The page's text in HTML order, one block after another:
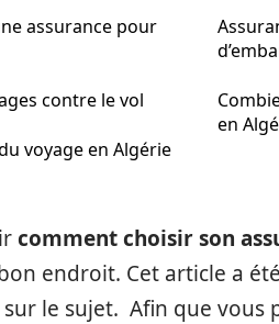
assurance pour
contre le vol
voyage en Algérie
en
comment choisir son
endroit. Cet article a
le sujet. Afin que vous